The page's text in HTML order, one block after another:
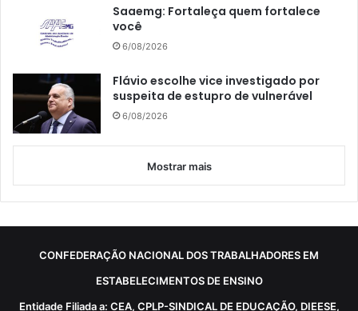
Saaemg: Fortaleça quem fortalece
você
6/08/2026
Flávio escolhe vice investigado por
suspeita de estupro de vulnerável
6/08/2026
Mostrar mais
CONFEDERAÇÃO NACIONAL DOS TRABALHADORES EM
ESTABELECIMENTOS DE ENSINO
Entidade Filiada a: CEA, CPLP-SINDICAL DE EDUCAÇÃO, DIEESE,